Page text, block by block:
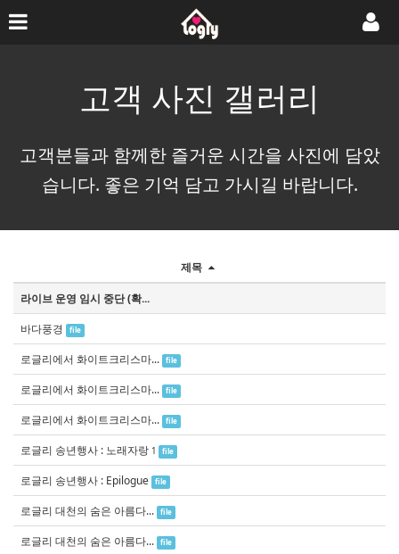
고객 사진 갤러리
고객분들과 함께한 즐거운 시간을 사진에 담았
습니다. 좋은 기억 담고 가시길 바랍니다.
제목
라이브 운영 임시 중단 (확...
바다풍경
file
로글리에서 화이트크리스마... file
로글리에서 화이트크리스마... file
로글리에서 화이트크리스마... file
로글리 송년행사 : 노래자랑 1 file
로글리 송년행사 : Epilogue file
로글리 대천의 숨은 아름다... file
로글리 대천의 숨은 아름다... file